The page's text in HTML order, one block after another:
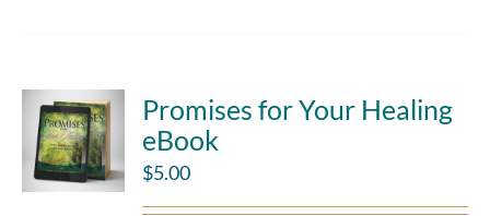
Promises for Your Healing
eBook
$5.00